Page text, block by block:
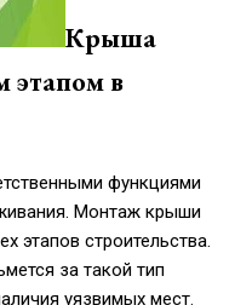
Крыша
этапом в
функциями
Монтаж крыши
этапов строительства.
за такой тип
уязвимых мест.